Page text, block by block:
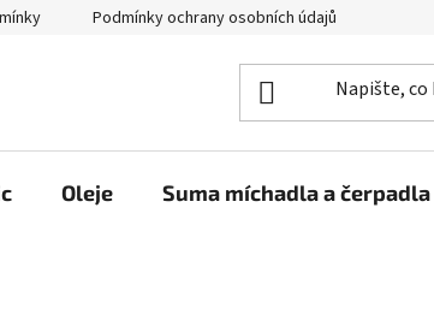
Podmínky ochrany osobních údajů
Oleje Suma míchadla a čerpadla